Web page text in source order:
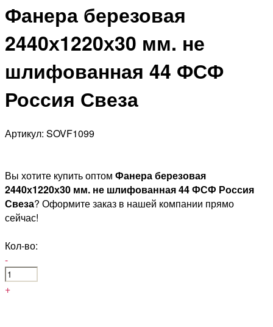
Фанера березовая
2440х1220х30 мм. не
шлифованная 44 ФСФ
Россия Свеза
Артикул: SOVF1099
Вы хотите купить оптом Фанера березовая
2440х1220х30 мм. не шлифованная 44 ФСФ Россия
Свеза? Оформите заказ в нашей компании прямо
сейчас!
Кол-во:
-
+